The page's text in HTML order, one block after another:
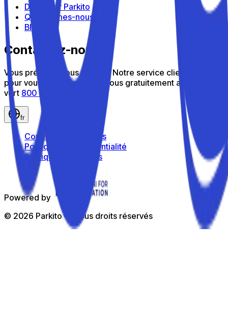
Découvrir Parkito
Qui sommes-nous
Blog
Contactez-nous
Vous préférez nous parler ? Notre service client est là
pour vous aider : appelez-nous gratuitement au numéro
vert 800 816 980
fr
Conditions générales
Politique de confidentialité
Politique de cookies
Powered by
© 2026 Parkito — Tous droits réservés